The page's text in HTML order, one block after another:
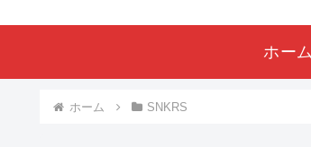
ホーム
ホーム SNKRS